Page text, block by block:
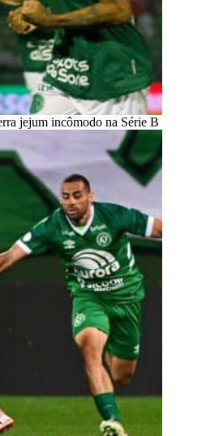
jejum incômodo na Série B